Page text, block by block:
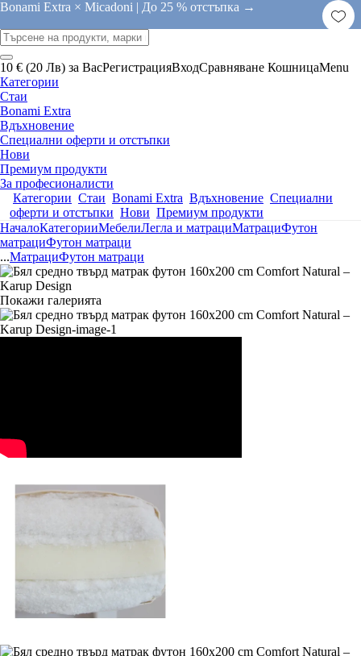
Bonami Extra × Micadoni | До 25 % отстъпка →
10 € (20 Лв) за ВасРегистрацияВходСравняване КошницаMenu
Категории
Стаи
Bonami Extra
Вдъхновение
Специални оферти и отстъпки
Нови
Премиум продукти
За професионалисти
Категории Стаи Bonami Extra Вдъхновение Специални
оферти и отстъпки Нови Премиум продукти
НачалоКатегорииМебелиЛегла и матрациМатрациФутон
матрациФутон матраци
...МатрациФутон матраци
Покажи галерията